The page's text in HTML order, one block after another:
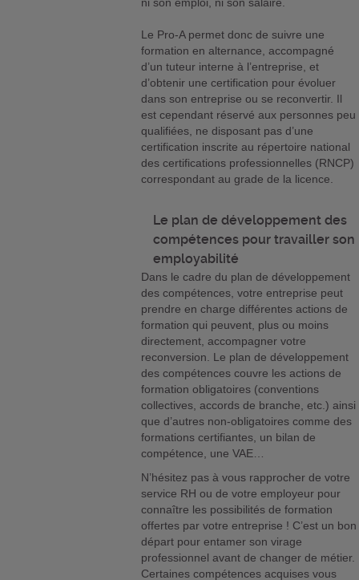
Le Pro-A permet donc de suivre une
formation en alternance, accompagné
d’un tuteur interne à l’entreprise, et
d’obtenir une certification pour évoluer
dans son entreprise ou se reconvertir. Il
est cependant réservé aux personnes peu
qualifiées, ne disposant pas d’une
certification inscrite au répertoire national
des certifications professionnelles (RNCP)
correspondant au grade de la licence.
Le plan de développement des
compétences pour travailler son
employabilité
Dans le cadre du plan de développement
des compétences, votre entreprise peut
prendre en charge différentes actions de
formation qui peuvent, plus ou moins
directement, accompagner votre
reconversion. Le plan de développement
des compétences couvre les actions de
formation obligatoires (conventions
collectives, accords de branche, etc.) ainsi
que d’autres non-obligatoires comme des
formations certifiantes, un bilan de
compétence, une VAE…
N’hésitez pas à vous rapprocher de votre
service RH ou de votre employeur pour
connaître les possibilités de formation
offertes par votre entreprise ! C’est un bon
départ pour entamer son virage
professionnel avant de changer de métier.
Certaines compétences acquises vous